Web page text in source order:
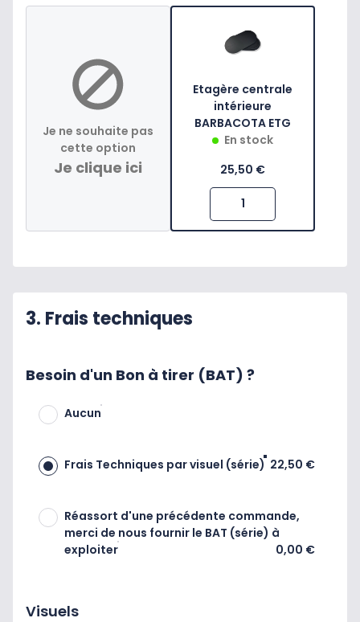
Je ne souhaite pas
cette option
Je clique ici
Etagère centrale
intérieure
BARBACOTA ETG
En stock
25,50 €
3. Frais techniques
Besoin d'un Bon à tirer (BAT) ?
Aucun
Frais Techniques par visuel (série) 22,50 €
Réassort d'une précédente commande,
merci de nous fournir le BAT (série) à
exploiter
0,00 €
Visuels